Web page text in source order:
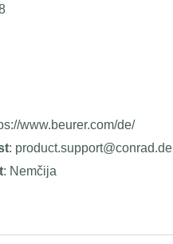
www.beurer.com/de/
: product.support@conrad.de
: Nemčija